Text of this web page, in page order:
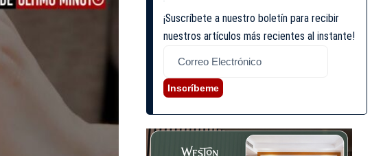
¡Suscríbete a nuestro boletín para recibir
nuestros artículos más recientes al instante!
Inscríbeme